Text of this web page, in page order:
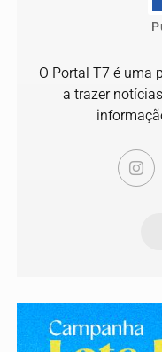
O Portal T7 é uma
a trazer